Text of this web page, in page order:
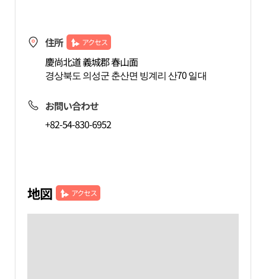
住所 アクセス
慶尚北道 義城郡 春山面
경상북도 의성군 춘산면 빙계리 산70 일대
お問い合わせ
+82-54-830-6952
地図 アクセス